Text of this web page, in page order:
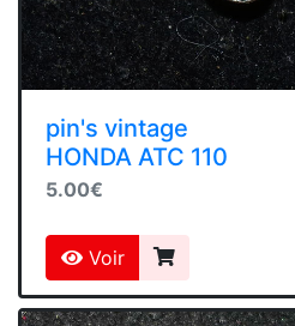
pin's vintage
HONDA ATC 110
5.00€
Voir